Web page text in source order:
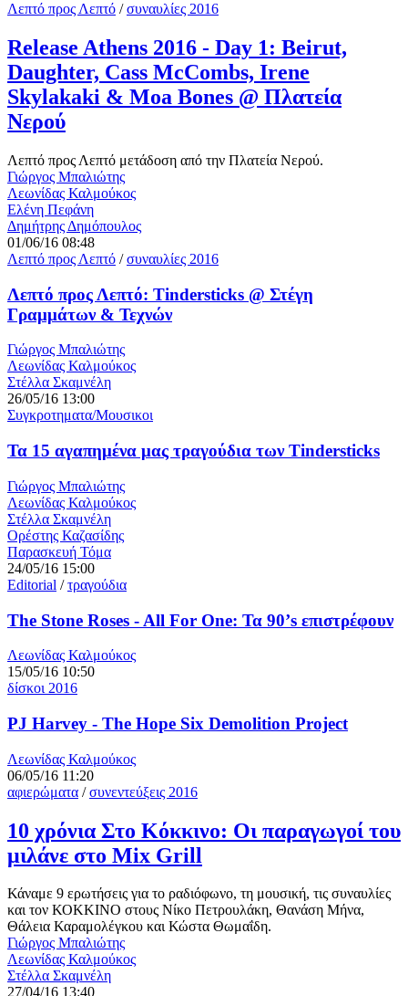
Λεπτό προς Λεπτό /συναυλίες 2016
Release Athens 2016 - Day 1: Beirut,
Daughter, Cass McCombs, Irene
Skylakaki & Moa Bones @ Πλατεία
Νερού
Λεπτό προς Λεπτό μετάδοση από την Πλατεία Νερού.
Γιώργος Μπαλιώτης
Λεωνίδας Καλμούκος
Ελένη Πεφάνη
Δημήτρης Δημόπουλος
01/06/16 08:48
Λεπτό προς Λεπτό /συναυλίες 2016
Λεπτό προς Λεπτό: Tindersticks @ Στέγη
Γραμμάτων & Τεχνών
Γιώργος Μπαλιώτης
Λεωνίδας Καλμούκος
Στέλλα Σκαμνέλη
26/05/16 13:00
Συγκροτηματα/Μουσικοι
Τα 15 αγαπημένα μας τραγούδια των Tindersticks
Γιώργος Μπαλιώτης
Λεωνίδας Καλμούκος
Στέλλα Σκαμνέλη
Ορέστης Καζασίδης
Παρασκευή Τόμα
24/05/16 15:00
Editorial /τραγούδια
The Stone Roses - All For One: Τα 90’s επιστρέφουν
Λεωνίδας Καλμούκος
15/05/16 10:50
δίσκοι 2016
PJ Harvey - The Hope Six Demolition Project
Λεωνίδας Καλμούκος
06/05/16 11:20
αφιερώματα /συνεντεύξεις 2016
10 χρόνια Στο Κόκκινο: Οι παραγωγοί του
μιλάνε στο Mix Grill
Κάναμε 9 ερωτήσεις για το ραδιόφωνο, τη μουσική, τις συναυλίες
και τον ΚΟΚΚΙΝΟ στους Νίκο Πετρουλάκη, Θανάση Μήνα,
Θάλεια Καραμολέγκου και Κώστα Θωμαΐδη.
Γιώργος Μπαλιώτης
Λεωνίδας Καλμούκος
Στέλλα Σκαμνέλη
27/04/16 13:40